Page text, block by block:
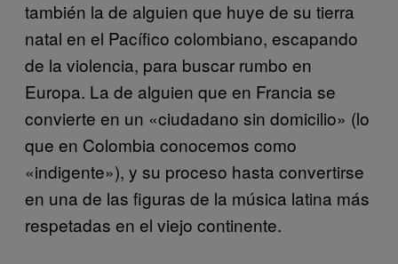
también la de alguien que huye de su tierra
natal en el Pacífico colombiano, escapando
de la violencia, para buscar rumbo en
Europa. La de alguien que en Francia se
convierte en un «ciudadano sin domicilio» (lo
que en Colombia conocemos como
«indigente»), y su proceso hasta convertirse
en una de las figuras de la música latina más
respetadas en el viejo continente.